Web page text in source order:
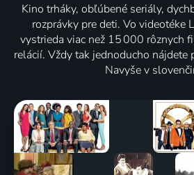
Kino trháky, obľúbené seriály,
rozprávky pre deti. Vo videotéke
vystrieda viac než 15 000 rôznych
relácií. Vždy tak jednoducho nájdete
Navyše v